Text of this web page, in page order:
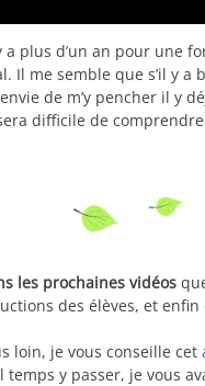
a plus d’un an pour une
Il me semble que s’il y
de m’y pencher il y
difficile de
les prochaines vidéos
des élèves, et
loin, je vous conseille cet
temps y passer, je vous